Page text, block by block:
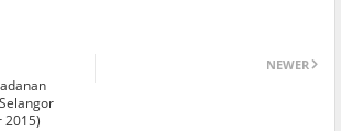
NEWER
2015)